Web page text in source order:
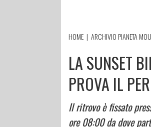
HOME | ARCHIVIO PIANETA
LA SUNSET
PROVA IL
Il ritrovo è fissato
ore 08:00 da dove